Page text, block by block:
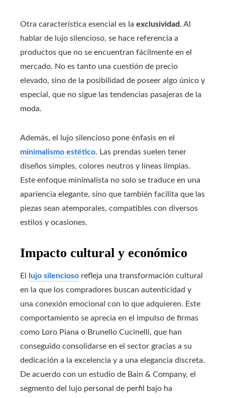
Otra característica esencial es la exclusividad. Al
hablar de lujo silencioso, se hace referencia a
productos que no se encuentran fácilmente en el
mercado. No es tanto una cuestión de precio
elevado, sino de la posibilidad de poseer algo único y
especial, que no sigue las tendencias pasajeras de la
moda.
Además, el lujo silencioso pone énfasis en el
minimalismo estético. Las prendas suelen tener
diseños simples, colores neutros y líneas limpias.
Este enfoque minimalista no solo se traduce en una
apariencia elegante, sino que también facilita que las
piezas sean atemporales, compatibles con diversos
estilos y ocasiones.
Impacto cultural y económico
El lujo silencioso refleja una transformación cultural
en la que los compradores buscan autenticidad y
una conexión emocional con lo que adquieren. Este
comportamiento se aprecia en el impulso de firmas
como Loro Piana o Brunello Cucinelli, que han
conseguido consolidarse en el sector gracias a su
dedicación a la excelencia y a una elegancia discreta.
De acuerdo con un estudio de Bain & Company, el
segmento del lujo personal de perfil bajo ha